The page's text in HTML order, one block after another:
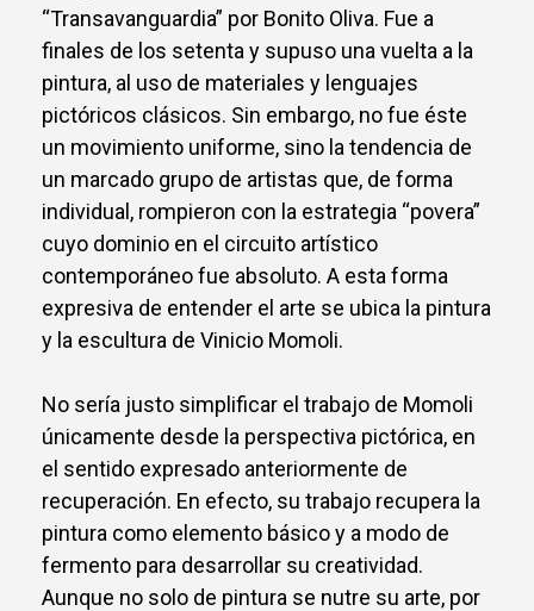
“Transavanguardia” por Bonito Oliva. Fue a
finales de los setenta y supuso una vuelta a la
pintura, al uso de materiales y lenguajes
pictóricos clásicos. Sin embargo, no fue éste
un movimiento uniforme, sino la tendencia de
un marcado grupo de artistas que, de forma
individual, rompieron con la estrategia “povera”
cuyo dominio en el circuito artístico
contemporáneo fue absoluto. A esta forma
expresiva de entender el arte se ubica la pintura
y la escultura de Vinicio Momoli.
No sería justo simplificar el trabajo de Momoli
únicamente desde la perspectiva pictórica, en
el sentido expresado anteriormente de
recuperación. En efecto, su trabajo recupera la
pintura como elemento básico y a modo de
fermento para desarrollar su creatividad.
Aunque no solo de pintura se nutre su arte, por